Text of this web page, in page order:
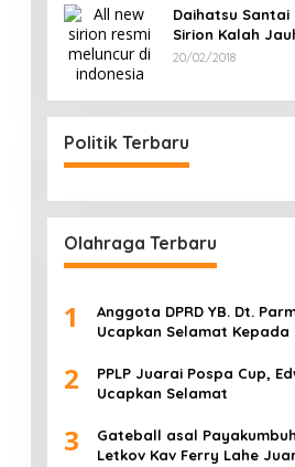
Daihatsu Santai
Sirion Kalah
LCGC
20/02/2018
Politik Terbaru
Olahraga Terbaru
1
Anggota DPRD YB. Dt.
Ucapkan Selamat Kepada
2
PPLP Juarai Pospa Cup,
Ucapkan Selamat
3
Gateball asal
Letkov Kav Ferry Lahe